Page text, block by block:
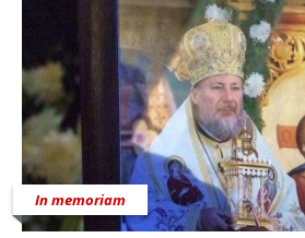
In memoriam